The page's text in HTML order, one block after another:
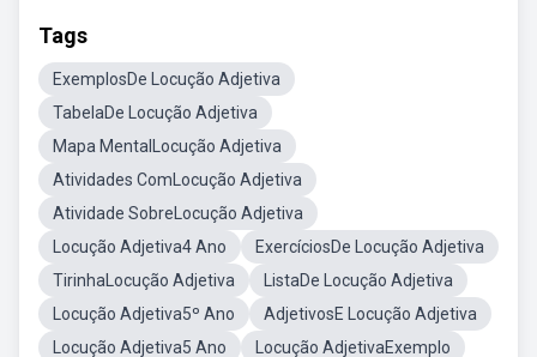
Tags
ExemplosDe Locução Adjetiva
TabelaDe Locução Adjetiva
Mapa MentalLocução Adjetiva
Atividades ComLocução Adjetiva
Atividade SobreLocução Adjetiva
Locução Adjetiva4 Ano
ExercíciosDe Locução Adjetiva
TirinhaLocução Adjetiva
ListaDe Locução Adjetiva
Locução Adjetiva5º Ano
AdjetivosE Locução Adjetiva
Locução Adjetiva5 Ano
Locução AdjetivaExemplo